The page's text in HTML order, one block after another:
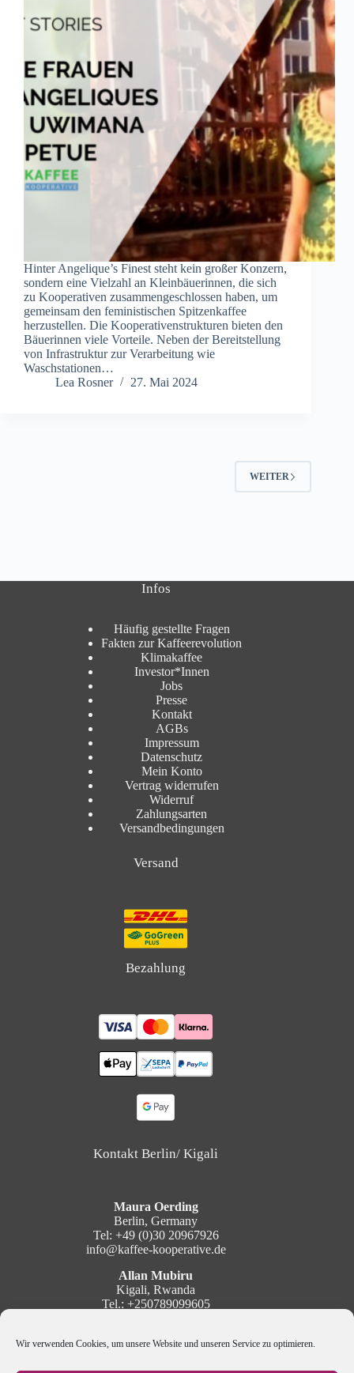
Wir verwenden Cookies, um unsere Website und unseren Service zu optimieren.
Hinter Angelique’s Finest steht kein großer Konzern,
sondern eine Vielzahl an Kleinbäuerinnen, die sich
zu Kooperativen zusammengeschlossen haben, um
gemeinsam den feministischen Spitzenkaffee
herzustellen. Die Kooperativenstrukturen bieten den
Bäuerinnen viele Vorteile. Neben der Bereitstellung
von Infrastruktur zur Verarbeitung wie
Waschstationen…
Lea Rosner
27. Mai 2024
WEITER
Infos
Häufig gestellte Fragen
Fakten zur Kaffeerevolution
Klimakaffee
Investor*Innen
Jobs
Presse
Kontakt
AGBs
Impressum
Datenschutz
Mein Konto
Vertrag widerrufen
Widerruf
Zahlungsarten
Versandbedingungen
Versand
Bezahlung
Kontakt Berlin/ Kigali
Maura Oerding
Berlin, Germany
Tel: +49 (0)30 20967926
info@kaffee-kooperative.de
Allan Mubiru
Kigali, Rwanda
Tel.: +250789099605